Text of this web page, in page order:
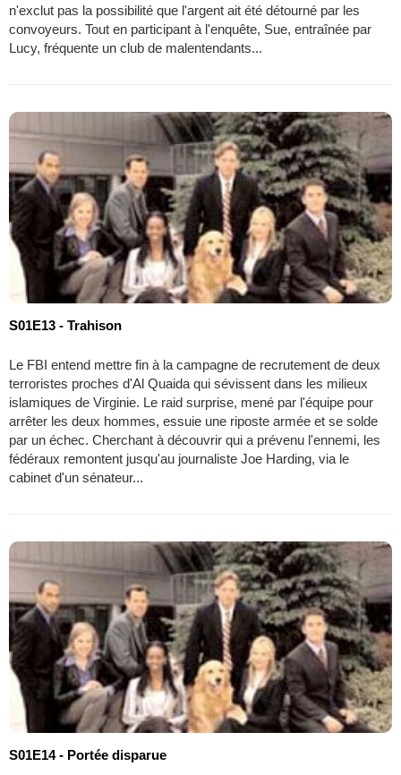
n'exclut pas la possibilité que l'argent ait été détourné par les
convoyeurs. Tout en participant à l'enquête, Sue, entraînée par
Lucy, fréquente un club de malentendants...
S01E13 - Trahison
Le FBI entend mettre fin à la campagne de recrutement de deux
terroristes proches d'Al Quaida qui sévissent dans les milieux
islamiques de Virginie. Le raid surprise, mené par l'équipe pour
arrêter les deux hommes, essuie une riposte armée et se solde
par un échec. Cherchant à découvrir qui a prévenu l'ennemi, les
fédéraux remontent jusqu'au journaliste Joe Harding, via le
cabinet d'un sénateur...
S01E14 - Portée disparue